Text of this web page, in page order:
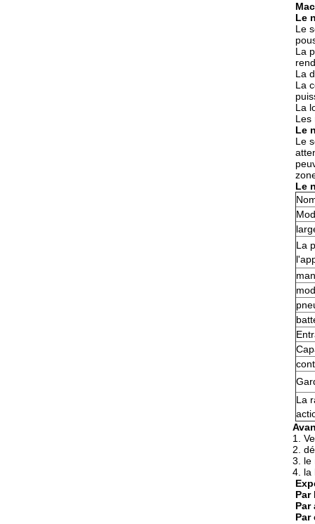
Le
Le
La
La
La
La
Les
Le
Le
Le
La
La
1.
2.
3. le
4. la
Par
Par
Par